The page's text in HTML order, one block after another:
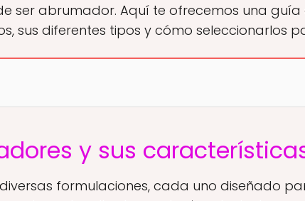
ser abrumador. Aquí te ofrecemos una
sus diferentes tipos y cómo seleccionarlos
y sus
formulaciones, cada uno diseñado